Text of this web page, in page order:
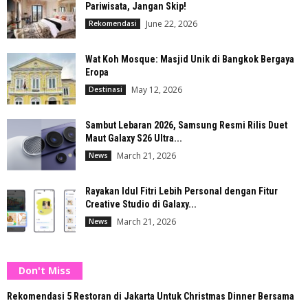
Pariwisata, Jangan Skip!
Rekomendasi June 22, 2026
Wat Koh Mosque: Masjid Unik di Bangkok Bergaya
Eropa
Destinasi May 12, 2026
Sambut Lebaran 2026, Samsung Resmi Rilis Duet
Maut Galaxy S26 Ultra...
News March 21, 2026
Rayakan Idul Fitri Lebih Personal dengan Fitur
Creative Studio di Galaxy...
News March 21, 2026
Don't Miss
Rekomendasi 5 Restoran di Jakarta Untuk Christmas Dinner Bersama